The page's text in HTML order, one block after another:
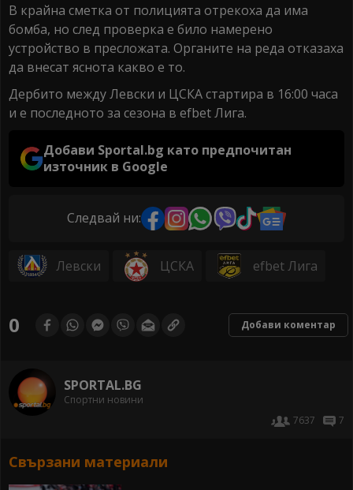
В крайна сметка от полицията отрекоха да има
бомба, но след проверка е било намерено
устройство в пресложата. Органите на реда отказаха
да внесат яснота какво е то.
Дербито между Левски и ЦСКА стартира в 16:00 часа
и е последното за сезона в efbet Лига.
Добави Sportal.bg като предпочитан
източник в Google
Следвай ни:
Левски ЦСКА efbet Лига
0 Добави коментар
SPORTAL.BG
Спортни новини
7637
7
Свързани материали